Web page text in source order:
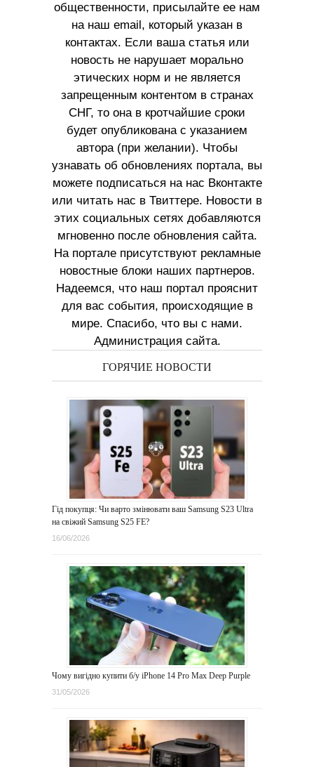
общественности, присылайте ее нам
на наш email, который указан в
контактах. Если ваша статья или
новость не нарушает морально
этических норм и не является
запрещенным контентом в странах
СНГ, то она в кротчайшие сроки
будет опубликована с указанием
автора (при желании). Чтобы
узнавать об обновлениях портала, вы
можете подписаться на нас Вконтакте
или читать нас в Твиттере. Новости в
этих социальных сетях добавляются
мгновенно после обновления сайта.
На портале присутствуют рекламные
новостные блоки наших партнеров.
Надеемся, что наш портал прояснит
для вас события, происходящие в
мире. Спасибо, что вы с нами.
Администрация сайта.
ГОРЯЧИЕ НОВОСТИ
Гід покупця: Чи варто змінювати ваш Samsung S23 Ultra
на свіжий Samsung S25 FE?
16/06/2026
Чому вигідно купити б/у iPhone 14 Pro Max Deep Purple
31/05/2026